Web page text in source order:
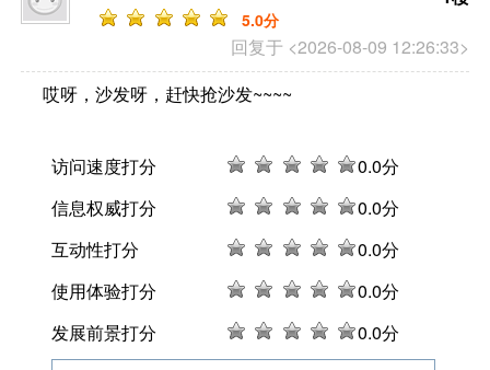
回复于 <2026-08-09 12:26:33>
5.0分
哎呀，沙发呀，赶快抢沙发~~~~
访问速度打分 0.0分
信息权威打分
0.0分
互动性打分
0.0分
使用体验打分
0.0分
发展前景打分
0.0分